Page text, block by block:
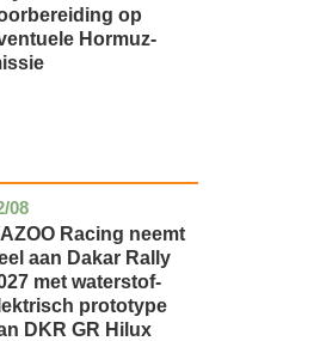
op
Hormuz-
08
Racing neemt
aan Dakar Rally
met waterstof-
prototype
DKR GR Hilux